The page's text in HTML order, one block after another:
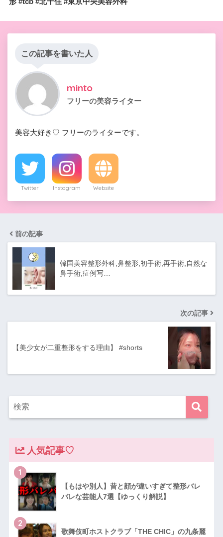
この記事を書いた人
minto
フリーの美容ライター
美容大好き♡ フリーのライターです。
Twitter Instagram Website
前の記事
韓国美容整形外科,鼻整形,初手術,再手術,自然な
鼻手術,症例写…
次の記事
【美少女が二重整形をする理由】 #shorts
人気記事♡
1
【もはや別人】昔と顔が違いすぎて整形バレ
バレな芸能人7選【ゆっくり解説】
2
歌舞伎町ホストクラブ「THE CHIC」の九条麗